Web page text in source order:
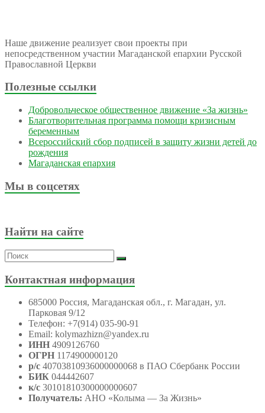
Наше движение реализует свои проекты при
непосредственном участии Магаданской епархии Русской
Православной Церкви
Полезные ссылки
Добровольческое общественное движение «За жизнь»
Благотворительная программа помощи кризисным
беременным
Всероссийский сбор подписей в защиту жизни детей до
рождения
Магаданская епархия
Мы в соцсетях
Найти на сайте
Контактная информация
685000 Россия, Магаданская обл., г. Магадан, ул.
Парковая 9/12
Телефон: +7(914) 035-90-91
Email: kolymazhizn@yandex.ru
ИНН 4909126760
ОГРН 1174900000120
р/с 40703810936000000068 в ПАО Сбербанк России
БИК 044442607
к/с 30101810300000000607
Получатель: АНО «Колыма — За Жизнь»